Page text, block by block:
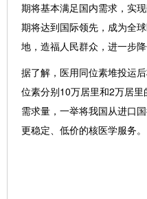
期将基本满足国内需求，实
期将达到国际领先，成为全
地，造福人民群众，进一步
据了解，医用同位素堆投运
位素分别10万居里和2万居
需求量，一举将我国从进口
更稳定、低价的核医学服务。